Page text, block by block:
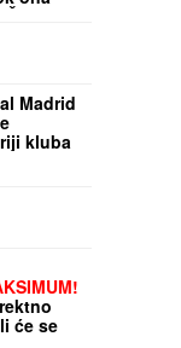
Madrid
kluba
će se